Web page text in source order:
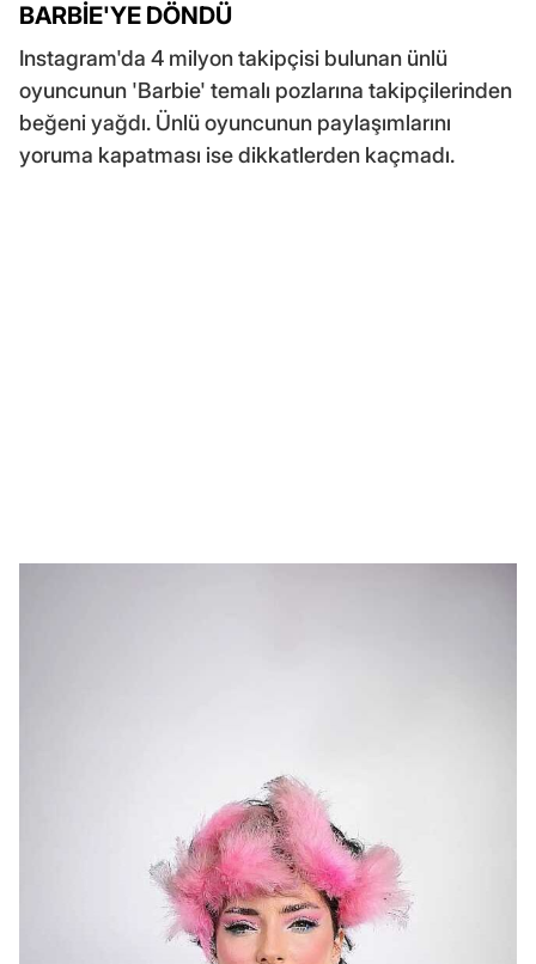
BARBİE'YE DÖNDÜ
Instagram'da 4 milyon takipçisi bulunan ünlü
oyuncunun 'Barbie' temalı pozlarına takipçilerinden
beğeni yağdı. Ünlü oyuncunun paylaşımlarını
yoruma kapatması ise dikkatlerden kaçmadı.